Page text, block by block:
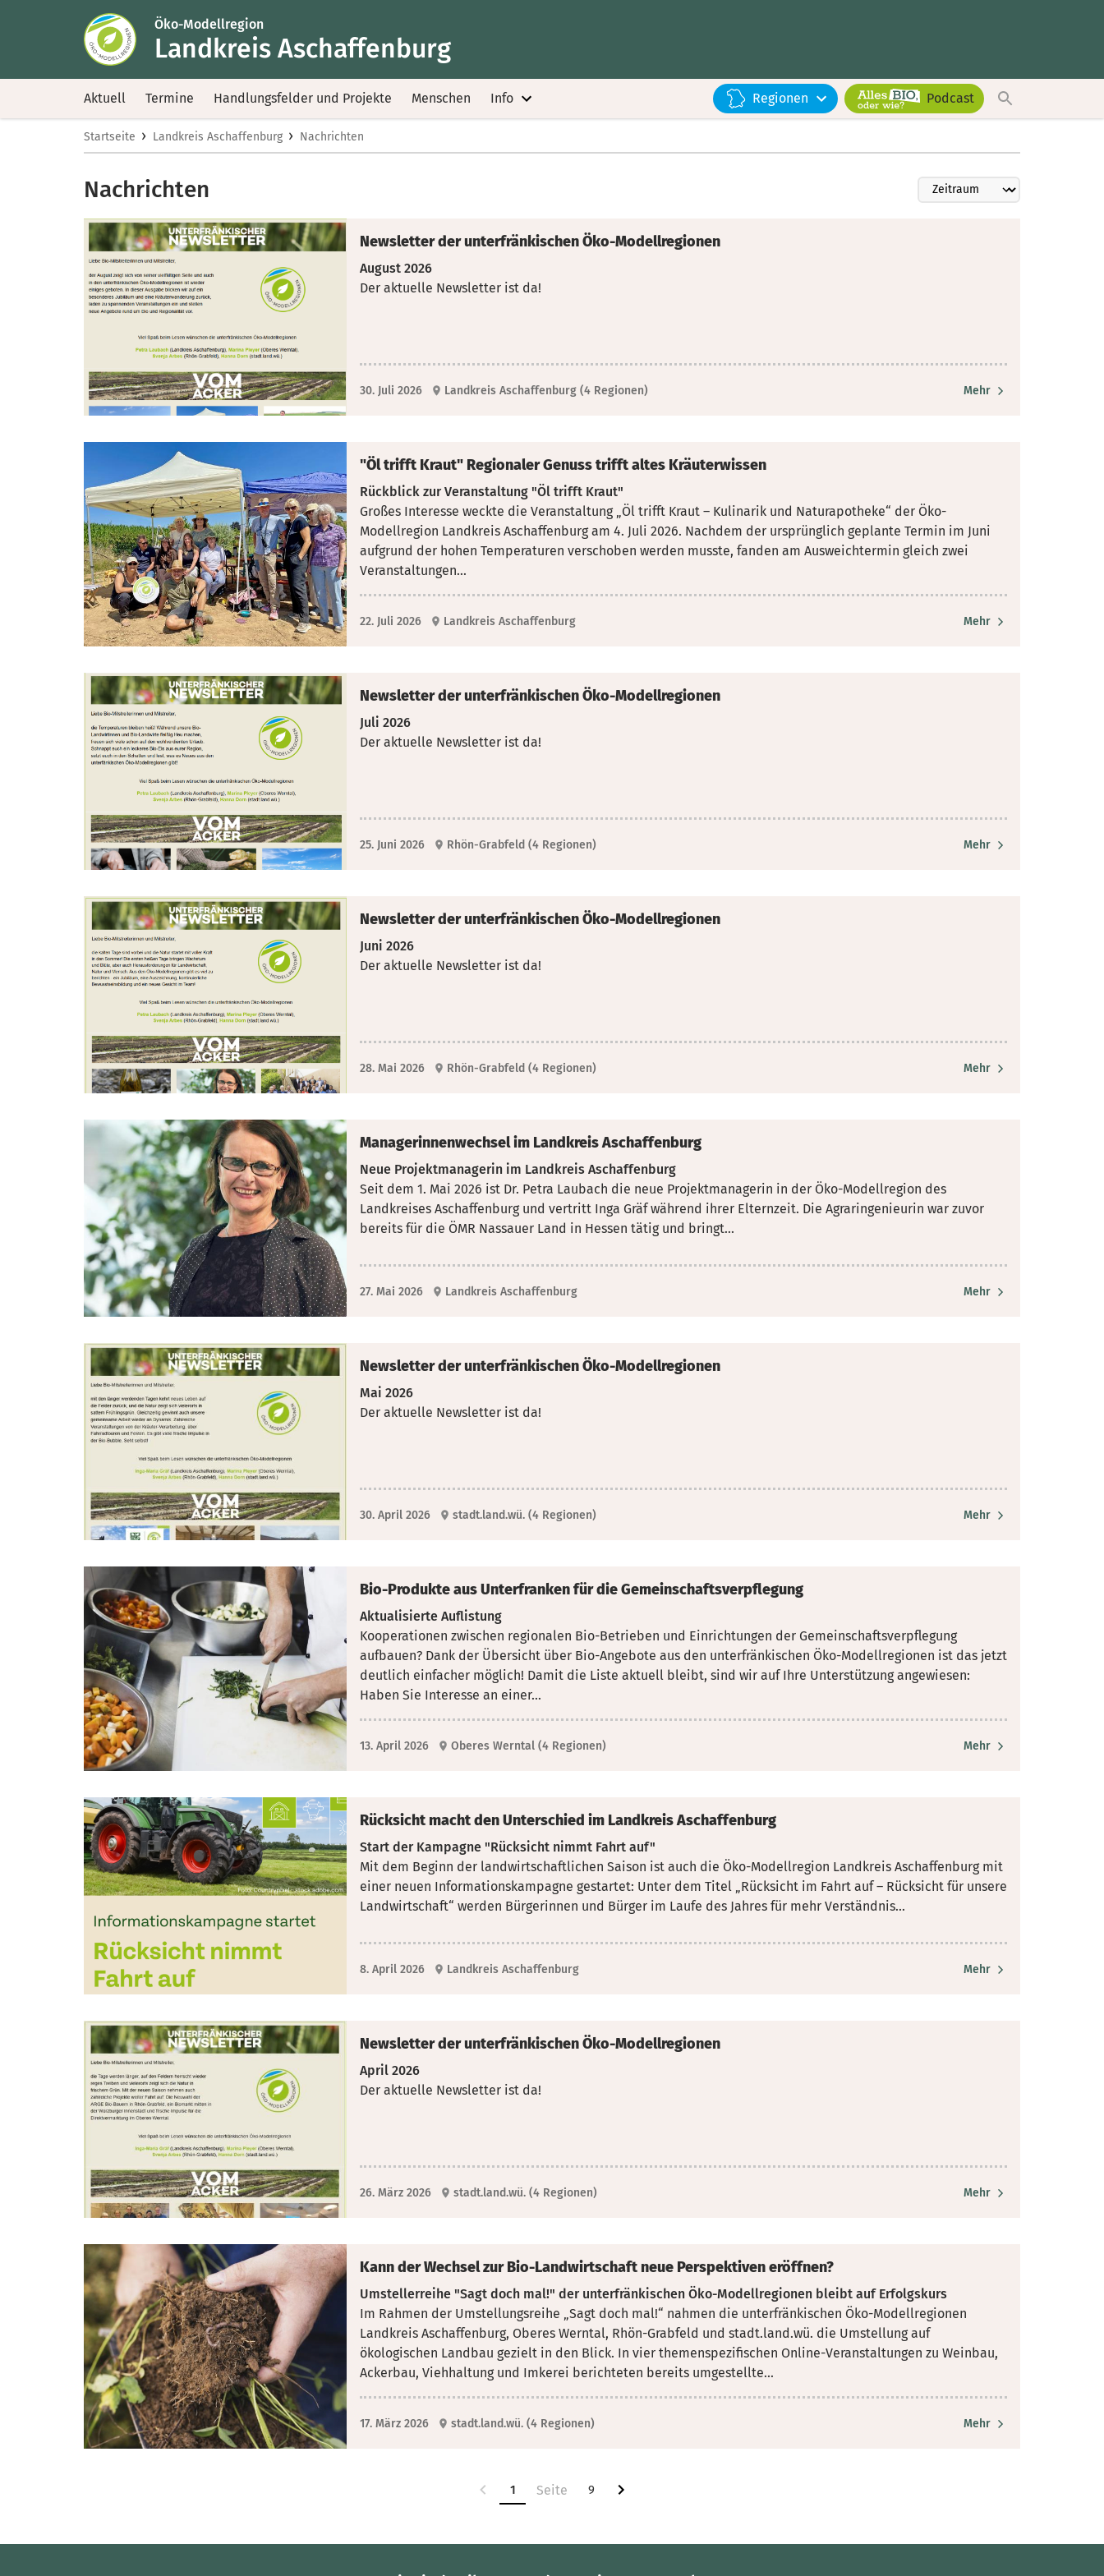
Öko-Modellregion
Landkreis Aschaffenburg
Aktuell Termine Handlungsfelder und Projekte Menschen Info Regionen Podcast
Startseite › Landkreis Aschaffenburg › Nachrichten
Nachrichten
Newsletter der unterfränkischen Öko-Modellregionen
August 2026
Der aktuelle Newsletter ist da!
30. Juli 2026 Landkreis Aschaffenburg (4 Regionen) Mehr
"Öl trifft Kraut" Regionaler Genuss trifft altes Kräuterwissen
Rückblick zur Veranstaltung "Öl trifft Kraut"
Großes Interesse weckte die Veranstaltung „Öl trifft Kraut – Kulinarik und Naturapotheke“ der Öko-
Modellregion Landkreis Aschaffenburg am 4. Juli 2026. Nachdem der ursprünglich geplante Termin im Juni
aufgrund der hohen Temperaturen verschoben werden musste, fanden am Ausweichtermin gleich zwei
Veranstaltungen...
22. Juli 2026 Landkreis Aschaffenburg Mehr
Newsletter der unterfränkischen Öko-Modellregionen
Juli 2026
Der aktuelle Newsletter ist da!
25. Juni 2026 Rhön-Grabfeld (4 Regionen) Mehr
Newsletter der unterfränkischen Öko-Modellregionen
Juni 2026
Der aktuelle Newsletter ist da!
28. Mai 2026 Rhön-Grabfeld (4 Regionen) Mehr
Managerinnenwechsel im Landkreis Aschaffenburg
Neue Projektmanagerin im Landkreis Aschaffenburg
Seit dem 1. Mai 2026 ist Dr. Petra Laubach die neue Projektmanagerin in der Öko-Modellregion des
Landkreises Aschaffenburg und vertritt Inga Gräf während ihrer Elternzeit. Die Agraringenieurin war zuvor
bereits für die ÖMR Nassauer Land in Hessen tätig und bringt...
27. Mai 2026 Landkreis Aschaffenburg Mehr
Newsletter der unterfränkischen Öko-Modellregionen
Mai 2026
Der aktuelle Newsletter ist da!
30. April 2026 stadt.land.wü. (4 Regionen) Mehr
Bio-Produkte aus Unterfranken für die Gemeinschaftsverpflegung
Aktualisierte Auflistung
Kooperationen zwischen regionalen Bio-Betrieben und Einrichtungen der Gemeinschaftsverpflegung
aufbauen? Dank der Übersicht über Bio-Angebote aus den unterfränkischen Öko-Modellregionen ist das jetzt
deutlich einfacher möglich! Damit die Liste aktuell bleibt, sind wir auf Ihre Unterstützung angewiesen:
Haben Sie Interesse an einer...
13. April 2026 Oberes Werntal (4 Regionen) Mehr
Rücksicht macht den Unterschied im Landkreis Aschaffenburg
Start der Kampagne "Rücksicht nimmt Fahrt auf"
Mit dem Beginn der landwirtschaftlichen Saison ist auch die Öko-Modellregion Landkreis Aschaffenburg mit
einer neuen Informationskampagne gestartet: Unter dem Titel „Rücksicht im Fahrt auf – Rücksicht für unsere
Landwirtschaft“ werden Bürgerinnen und Bürger im Laufe des Jahres für mehr Verständnis...
8. April 2026 Landkreis Aschaffenburg Mehr
Newsletter der unterfränkischen Öko-Modellregionen
April 2026
Der aktuelle Newsletter ist da!
26. März 2026 stadt.land.wü. (4 Regionen) Mehr
Kann der Wechsel zur Bio-Landwirtschaft neue Perspektiven eröffnen?
Umstellerreihe "Sagt doch mal!" der unterfränkischen Öko-Modellregionen bleibt auf Erfolgskurs
Im Rahmen der Umstellungsreihe „Sagt doch mal!“ nahmen die unterfränkischen Öko-Modellregionen
Landkreis Aschaffenburg, Oberes Werntal, Rhön-Grabfeld und stadt.land.wü. die Umstellungauf
ökologischen Landbau gezielt in den Blick. In vier themenspezifischen Online-Veranstaltungen zu Weinbau,
Ackerbau, Viehhaltung und Imkerei berichteten bereits umgestellte...
17. März 2026 stadt.land.wü. (4 Regionen) Mehr
1 9